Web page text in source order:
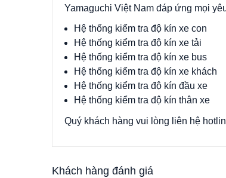
Yamaguchi Việt Nam đáp ứng mọi
Hệ thống kiểm tra độ kín xe con
Hệ thống kiểm tra độ kín xe tải
Hệ thống kiểm tra độ kín xe bus
Hệ thống kiểm tra độ kín xe khách
Hệ thống kiểm tra độ kín đầu xe
Hệ thống kiểm tra độ kín thân xe
Quý khách hàng vui lòng liên hệ
Khách hàng đánh giá